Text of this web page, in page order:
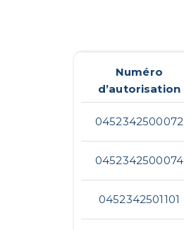
Numéro
d’autorisation
0452342500072
0452342500074
0452342501101